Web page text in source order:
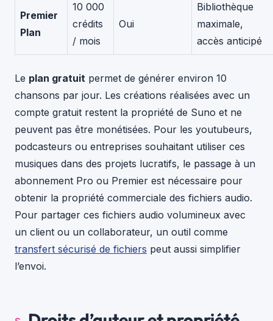
Premier
Plan
10 000
crédits
/ mois
Oui
Bibliothèque
maximale,
accès anticipé
Le plan gratuit permet de générer environ 10
chansons par jour. Les créations réalisées avec un
compte gratuit restent la propriété de Suno et ne
peuvent pas être monétisées. Pour les youtubeurs,
podcasteurs ou entreprises souhaitant utiliser ces
musiques dans des projets lucratifs, le passage à un
abonnement Pro ou Premier est nécessaire pour
obtenir la propriété commerciale des fichiers audio.
Pour partager ces fichiers audio volumineux avec
un client ou un collaborateur, un outil comme
transfert sécurisé de fichiers peut aussi simplifier
l’envoi.